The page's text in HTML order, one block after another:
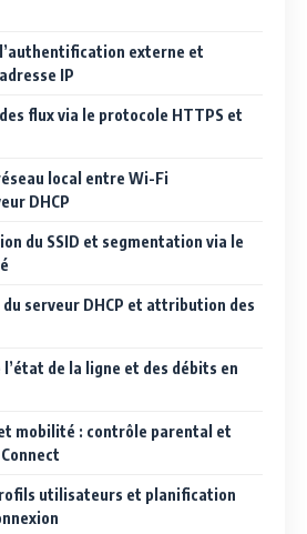
externe et
IP
flux via le protocole HTTPS et
local entre Wi-Fi
DHCP
du SSID et segmentation via le
serveur DHCP et attribution des
de la ligne et des débits en
mobilité : contrôle parental et
utilisateurs et planification